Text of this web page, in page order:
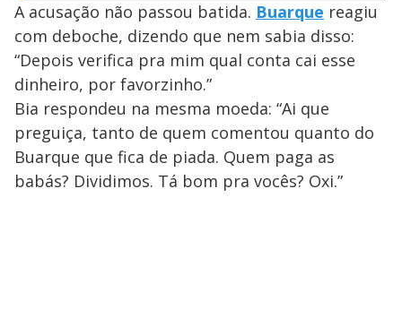
A acusação não passou batida. Buarque reagiu
com deboche, dizendo que nem sabia disso:
“Depois verifica pra mim qual conta cai esse
dinheiro, por favorzinho.”
Bia respondeu na mesma moeda: “Ai que
preguiça, tanto de quem comentou quanto do
Buarque que fica de piada. Quem paga as
babás? Dividimos. Tá bom pra vocês? Oxi.”